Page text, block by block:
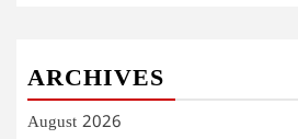
ARCHIVES
August 2026